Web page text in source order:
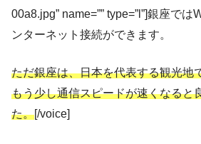
00a8.jpg” name=”” type=”l”]銀座で
ンターネット接続ができます。
ただ銀座は、日本を代表する観光地
もう少し通信スピードが速くなると
た。[/voice]